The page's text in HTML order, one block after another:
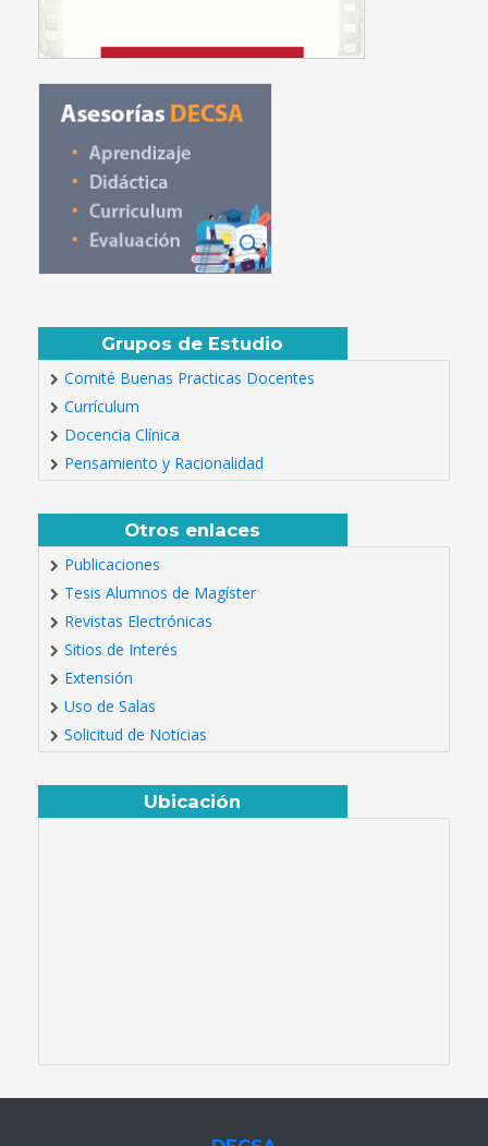
Grupos de Estudio
Comité Buenas Practicas Docentes
Currículum
Docencia Clínica
Pensamiento y Racionalidad
Otros enlaces
Publicaciones
Tesis Alumnos de Magíster
Revistas Electrónicas
Sitios de Interés
Extensión
Uso de Salas
Solicitud de Noticias
Ubicación